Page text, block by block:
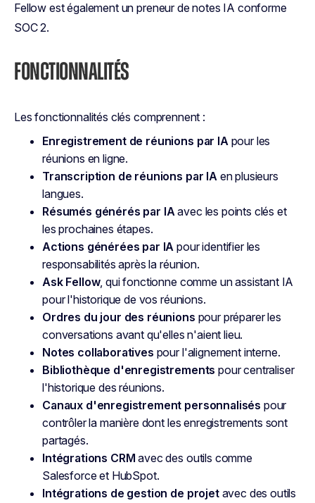
Fellow est également un preneur de notes IA conforme
SOC 2.
FONCTIONNALITÉS
Les fonctionnalités clés comprennent :
Enregistrement de réunions par IApour les
réunions en ligne.
Transcription de réunions par IAen plusieurs
langues.
Résumés générés par IAavec les points clés et
les prochaines étapes.
Actions générées par IA pour identifier les
responsabilités après la réunion.
Ask Fellow, qui fonctionne comme un assistant IA
pour l'historique de vos réunions.
Ordres du jour des réunions pour préparer les
conversations avant qu'elles n'aient lieu.
Notes collaboratives pour l'alignement interne.
Bibliothèque d'enregistrements pour centraliser
l'historique des réunions.
Canaux d'enregistrement personnalisés pour
contrôler la manière dont les enregistrements sont
partagés.
Intégrations CRM avec des outils comme
Salesforce et HubSpot.
Intégrations de gestion de projetavec des outils